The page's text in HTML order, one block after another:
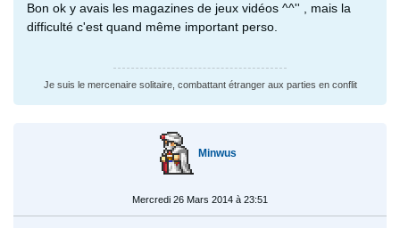
Bon ok y avais les magazines de jeux vidéos ^^'' , mais la
difficulté c'est quand même important perso.
Je suis le mercenaire solitaire, combattant étranger aux parties en conflit
Minwus
Mercredi 26 Mars 2014 à 23:51